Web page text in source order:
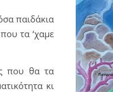
παιδάκια
τα ‘χαμε
που θα τα
κι